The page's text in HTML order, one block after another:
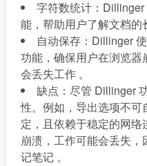
字符数统计：
能，帮助用户了解文档的
自动保存：Dillinger
功能，确保用户在浏览
会丢失工作 。
缺点：尽管 Dillinger
性。例如，导出选项不
定，且依赖于稳定的网
崩溃，工作可能会丢失
记笔记 。